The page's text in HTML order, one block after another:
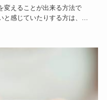
変えることが出来る方法で
と感じていたりする方は、マ